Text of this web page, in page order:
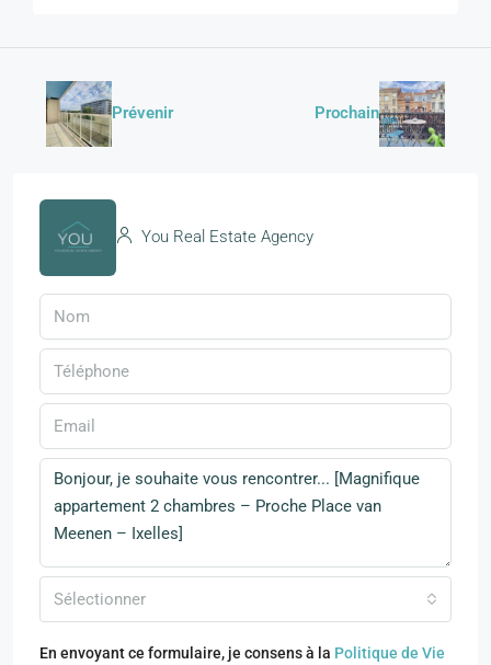
Prévenir Prochain
You Real Estate Agency
Sélectionner
En envoyant ce formulaire, je consens à la Politique de Vie